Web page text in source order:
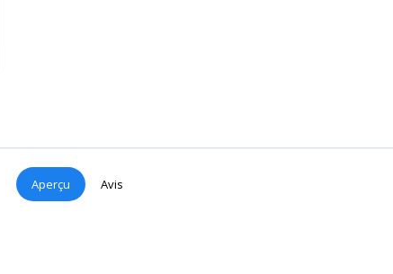
Aperçu Avis